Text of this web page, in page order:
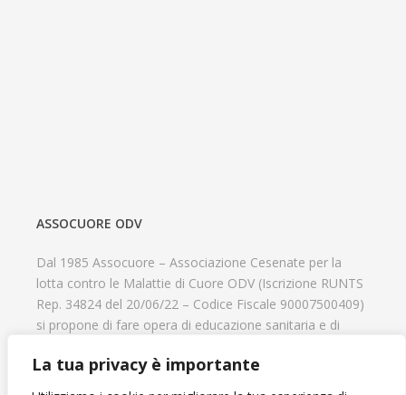
La tua privacy è importante
ASSOCUORE ODV
Dal 1985 Assocuore – Associazione Cesenate per la
lotta contro le Malattie di Cuore ODV (Iscrizione RUNTS
Rep. 34824 del 20/06/22 – Codice Fiscale 90007500409)
si propone di fare opera di educazione sanitaria e di
psicofisico di tutti coloro che hanno un problema
cardiologico e di aiutare il progresso delle strutture